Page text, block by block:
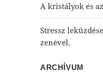
A kristályok és
Stressz
zenével.
ARCHÍVUM